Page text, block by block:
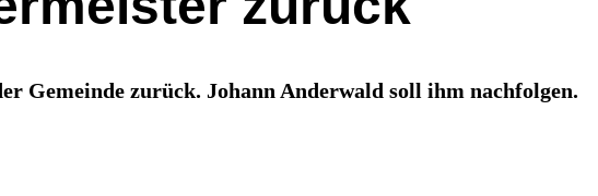
Gemeinde zurück. Johann Anderwald soll ihm nachfolgen.